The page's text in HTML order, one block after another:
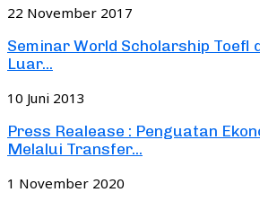
22 November 2017
Seminar World Scholarship Toefl
Luar...
10 Juni 2013
Press Realease : Penguatan
Melalui Transfer...
1 November 2020